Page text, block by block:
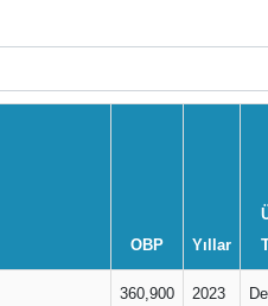
OBP Yıllar
360,900 2023